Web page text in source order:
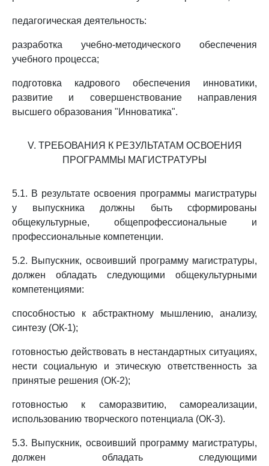
педагогическая деятельность:
разработка учебно-методического обеспечения
учебного процесса;
подготовка кадрового обеспечения инноватики,
развитие и совершенствование направления
высшего образования "Инноватика".
V. ТРЕБОВАНИЯ К РЕЗУЛЬТАТАМ ОСВОЕНИЯ
ПРОГРАММЫ МАГИСТРАТУРЫ
5.1. В результате освоения программы магистратуры
у выпускника должны быть сформированы
общекультурные, общепрофессиональные и
профессиональные компетенции.
5.2. Выпускник, освоивший программу магистратуры,
должен обладать следующими общекультурными
компетенциями:
способностью к абстрактному мышлению, анализу,
синтезу (ОК-1);
готовностью действовать в нестандартных ситуациях,
нести социальную и этическую ответственность за
принятые решения (ОК-2);
готовностью к саморазвитию, самореализации,
использованию творческого потенциала (ОК-3).
5.3. Выпускник, освоивший программу магистратуры,
должен обладать следующими